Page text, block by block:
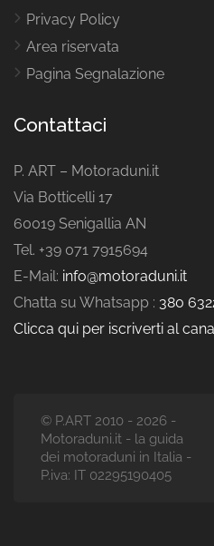
Privacy Policy
Area riservata
Pagina Segnalazione
Contattaci
P. ART – Motoraduni.it
Via Botticelli 17
60019 Senigallia AN
Tel. +39 071 7915694
E-Mail: info@motoraduni.it
Chatta su Whatsapp : 380
Clicca qui per iscriverti al
© P.ART 2010 - 2026 -
Motoraduni.it - la guida
dei motoraduni in Italia -
P.iva: IT 02295190405